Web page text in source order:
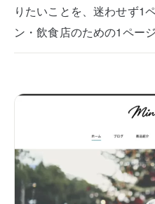
りたいことを、迷わせず1
ン・飲食店のための1ペー